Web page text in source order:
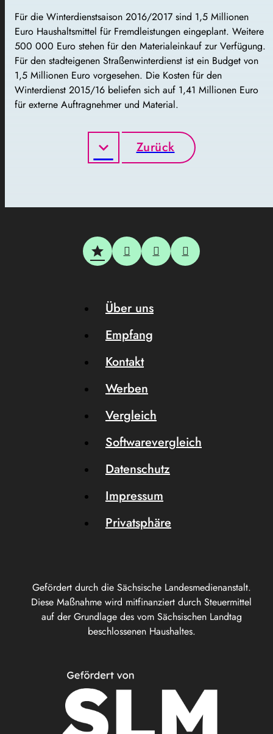
Für die Winterdienstsaison 2016/2017 sind 1,5 Millionen
Euro Haushaltsmittel für Fremdleistungen eingeplant. Weitere
500 000 Euro stehen für den Materialeinkauf zur Verfügung.
Für den stadteigenen Straßenwinterdienst ist ein Budget von
1,5 Millionen Euro vorgesehen. Die Kosten für den
Winterdienst 2015/16 beliefen sich auf 1,41 Millionen Euro
für externe Auftragnehmer und Material.
Zurück
Gefördert durch die Sächsische Landesmedienanstalt.
Diese Maßnahme wird mitfinanziert durch Steuermittel
auf der Grundlage des vom Sächsischen Landtag
beschlossenen Haushaltes.
Über uns
Empfang
Kontakt
Werben
Vergleich
Softwarevergleich
Datenschutz
Impressum
Privatsphäre